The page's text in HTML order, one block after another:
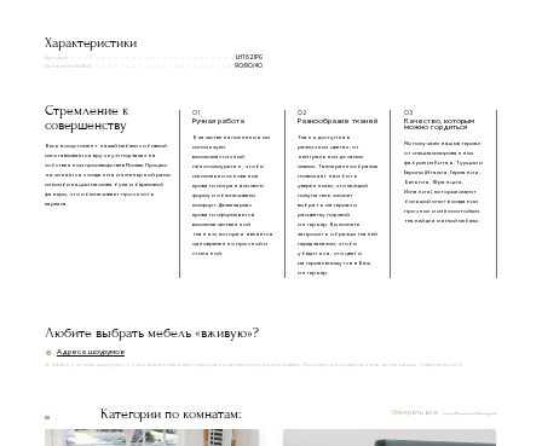
Характеристики
Артикул
LHT621PG
Габариты(ВxШxГ)
90/90/40
Стремление к
совершенству
Весь ассортимент нашей мебели с обивкой
изготавливается вручную под заказ на
собственном производстве в Москве. Процесс
начинается с создания инженерной рамы
из комбинации массива бука и березовой
фанеры, что обеспечивает прочность
каркаса.
01
Ручная работа
В качестве наполнения мы
используем
высокоэластичный
пенополиуретан, чтобы
изголовье и основание
кровати сохраняли свою
форму и обеспечивали
комфорт. Далее каркас
кровати оформляется
высококачественной
тканью, которая является
одновременно прочной и
стильной.
02
Разнообразие тканей
Ткань доступна в
различных цветах: от
нейтральных до самых
смелых. Такое разнообразие
позволяет нам быть
уверенными, что каждый
покупатель сможет
выбрать материал и
расцветку под свой
интерьер. Вы можете
запросить образцы тканей
перед заказом, чтобы
убедиться, что цвет и
материал впишутся в Ваш
интерьер.
03
Качество, которым
можно гордиться
Мы получаем наш материал
от специализированных
фабрик из Китая, Турции и
Европы (Италия, Германия,
Бельгия, Франция,
Испания), которые имеют
большой опыт в создании
прочных и износостойких
тканей для мягкой мебели.
Любите выбрать мебель «вживую»?
Адреса шоурумов
В наших уютных шоурумах с большим вниманием подобраны самые популярные модели. Приходите и убедитесь в качестве наших товаров лично!
Категории по комнатам: Смотреть все